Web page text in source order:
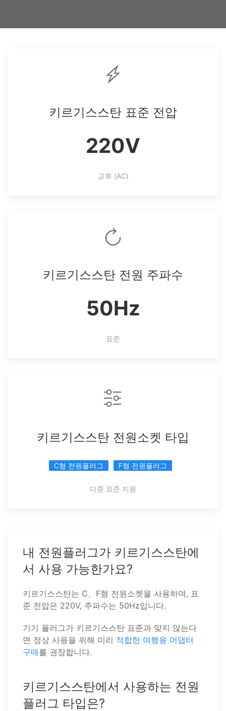
키르기스스탄 표준 전압
220V
교류 (AC)
키르기스스탄 전원 주파수
50Hz
표준
키르기스스탄 전원소켓 타입
C형 전원플러그 F형 전원플러그
다중 표준 지원
내 전원플러그가 키르기스스탄에
서 사용 가능한가요?
키르기스스탄는 C、F형 전원소켓을 사용하며, 표
준 전압은 220V, 주파수는 50Hz입니다.
기기 플러그가 키르기스스탄 표준과 맞지 않는다
면 정상 사용을 위해 미리 적합한 여행용 어댑터
구매를 권장합니다.
키르기스스탄에서 사용하는 전원
플러그 타입은?